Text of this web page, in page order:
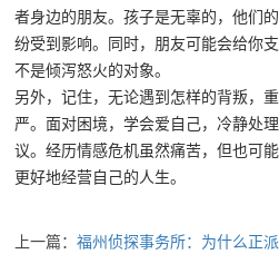
者身边的朋友。孩子是无辜的，他们
纷受到影响。同时，朋友可能会给你
不是倾泻怒火的对象。
另外，记住，无论遇到怎样的背叛，
严。面对困境，学会爱自己，冷静处
议。经历情感危机虽然痛苦，但也可
更好地经营自己的人生。
上一篇：福州侦探事务所：为什么正